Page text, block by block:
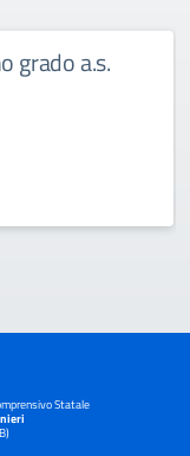
grado a.s.
Statale
pagina iniziale della scuola